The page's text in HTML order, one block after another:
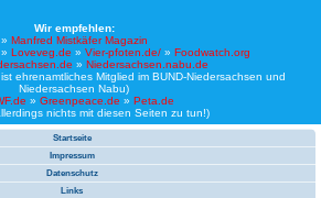
Wir empfehlen:
» Manfred Mistkäfer Magazin
» Loveveg.de » Vier-pfoten.de/» Foodwatch.org
» Niedersachsen.nabu.de
ehrenamtliches Mitglied im BUND-Niedersachsen und
Niedersachsen Nabu)
» Greenpeace.de » Peta.de
nichts mit diesen Seiten zu tun!)
Startseite
Impressum
Datenschutz
Links